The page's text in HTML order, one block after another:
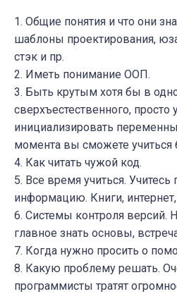
1. Общие понятия и что они
шаблоны проектирования,
стэк и пр.
2. Иметь понимание ООП.
3. Быть крутым хотя бы в
сверхъестественного, просто
инициализировать
момента вы сможете учиться
4. Как читать чужой код.
5. Все время учиться. Учитесь
информацию. Книги, интернет,
6. Системы контроля версий.
главное знать основы,
7. Когда нужно просить о
8. Какую проблему решать.
программисты тратят